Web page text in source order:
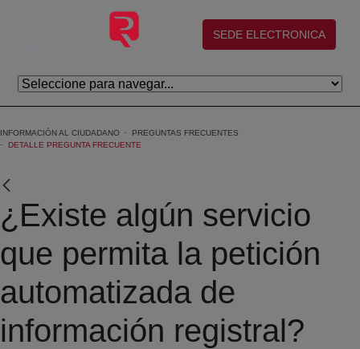
Eduki nagusira joan
(abre en nueva ventana)
SEDE ELECTRONICA
INFORMACIÓN AL CIUDADANO
PREGUNTAS FRECUENTES
DETALLE PREGUNTA FRECUENTE
¿Existe algún servicio
que permita la petición
automatizada de
información registral?